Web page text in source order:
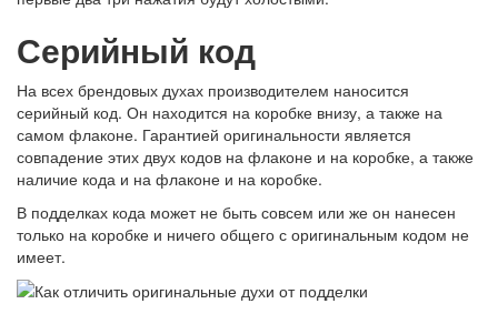
Серийный код
На всех брендовых духах производителем наносится
серийный код. Он находится на коробке внизу, а также на
самом флаконе. Гарантией оригинальности является
совпадение этих двух кодов на флаконе и на коробке, а также
наличие кода и на флаконе и на коробке.
В подделках кода может не быть совсем или же он нанесен
только на коробке и ничего общего с оригинальным кодом не
имеет.